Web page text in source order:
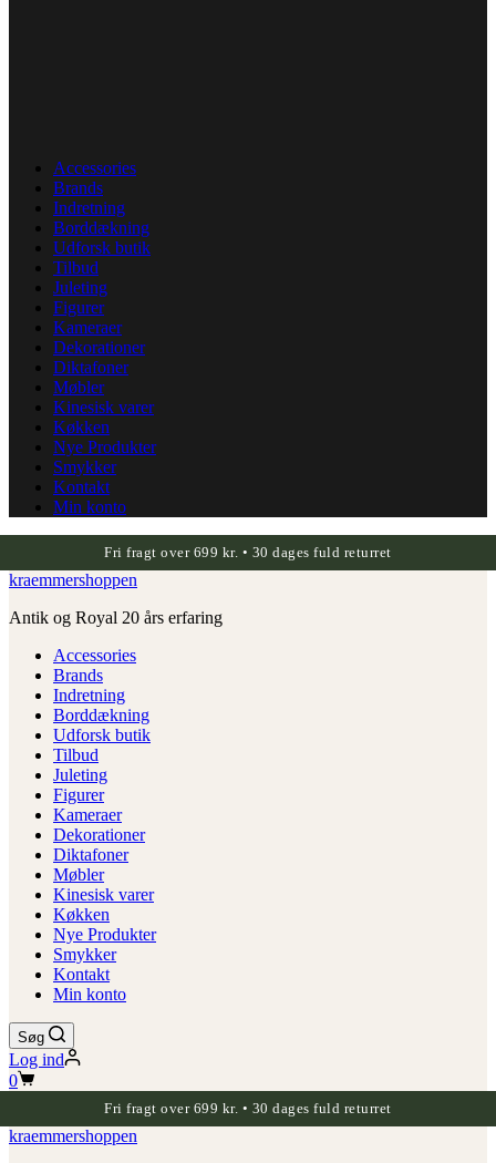
Accessories
Brands
Indretning
Borddækning
Udforsk butik
Tilbud
Juleting
Figurer
Kameraer
Dekorationer
Diktafoner
Møbler
Kinesisk varer
Køkken
Nye Produkter
Smykker
Kontakt
Min konto
Fri fragt over 699 kr. • 30 dages fuld returret
kraemmershoppen
Antik og Royal 20 års erfaring
Accessories
Brands
Indretning
Borddækning
Udforsk butik
Tilbud
Juleting
Figurer
Kameraer
Dekorationer
Diktafoner
Møbler
Kinesisk varer
Køkken
Nye Produkter
Smykker
Kontakt
Min konto
Søg
Log ind
Indkøbskurv
0
Fri fragt over 699 kr. • 30 dages fuld returret
kraemmershoppen